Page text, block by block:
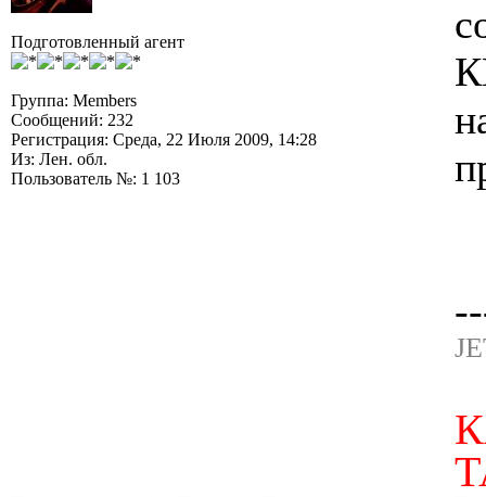
Подготовленный агент
Группа: Members
Сообщений: 232
Регистрация: Среда, 22 Июля 2009, 14:28
Из: Лен. обл.
Пользователь №: 1 103